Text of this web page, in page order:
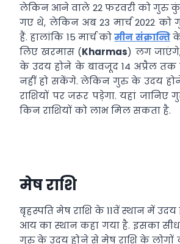
लेकिन आने वाले 22 फरवरी को गुरु
गए थे, लेकिन अब 23 मार्च 2022 को
हैं. हालांकि 15 मार्च कोमीन संक्रान्तिके
लिए खरमास (Kharmas) लग
के उदय होने के बावजूद 14 अप्रैल
नहीं हो सकेंगे. लेकिन गुरु के उदय होने
राशियों पर जरूर पड़ेगा. यहां
किन राशियों को लाभ मिल सकता है.
मेष राशि
बृहस्पति मेष राशि के 11वें स्थान में
आय का स्थान कहा गया है. इसका
गुरु के उदय होने से मेष राशि के लोगों